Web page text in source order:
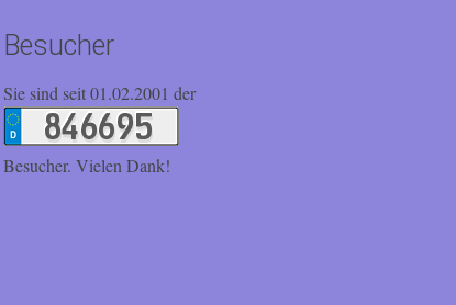
Besucher
Sie sind seit 01.02.2001 der
Besucher. Vielen Dank!